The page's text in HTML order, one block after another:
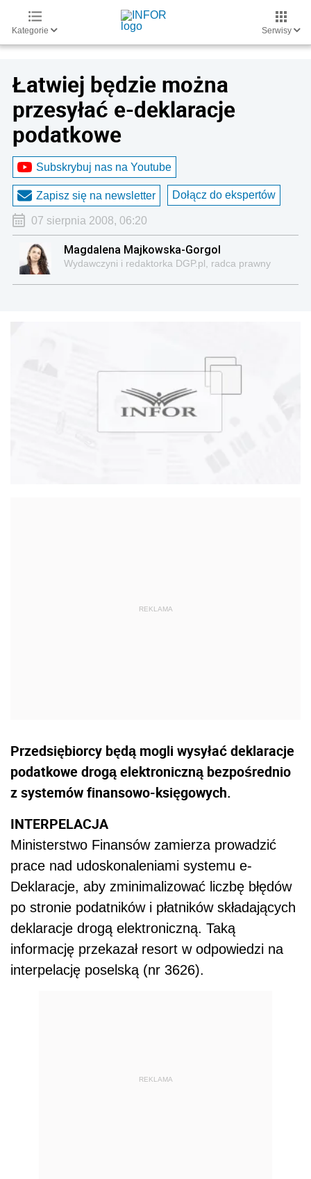
Kategorie Serwisy
Łatwiej będzie można
przesyłać e-deklaracje
podatkowe
Subskrybuj nas na Youtube
Zapisz się na newsletter Dołącz do ekspertów
07 sierpnia 2008, 06:20
Magdalena Majkowska-Gorgol
Wydawczyni i redaktorka DGP.pl, radca prawny
Przedsiębiorcy będą mogli wysyłać deklaracje
podatkowe drogą elektroniczną bezpośrednio
z systemów finansowo-księgowych.
INTERPELACJA
Ministerstwo Finansów zamierza prowadzić
prace nad udoskonaleniami systemu e-
Deklaracje, aby zminimalizować liczbę błędów
po stronie podatników i płatników składających
deklaracje drogą elektroniczną. Taką
informację przekazał resort w odpowiedzi na
interpelację poselską (nr 3626).
REKLAMA